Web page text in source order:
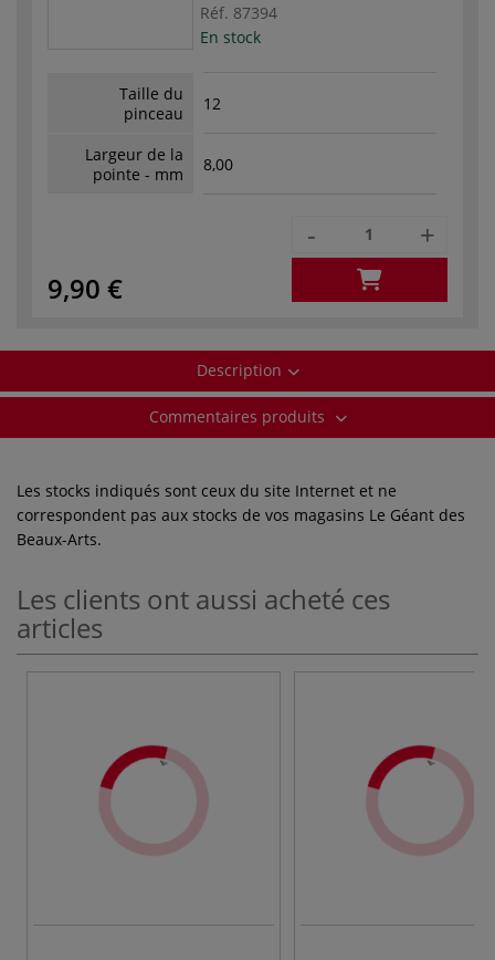
Réf. 87394
En stock
Taille du
pinceau
12
Largeur de la
pointe - mm
8,00
9,90 €
- +
Description
Commentaires produits
Les stocks indiqués sont ceux du site Internet et ne
correspondent pas aux stocks de vos magasins Le Géant des
Beaux-Arts.
Les clients ont aussi acheté ces
articles